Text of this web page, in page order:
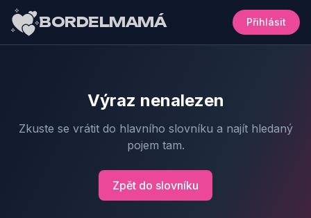
BORDELMAMÁ Přihlásit
Výraz nenalezen
Zkuste se vrátit do hlavního slovníku a najít hledaný
pojem tam.
Zpět do slovníku